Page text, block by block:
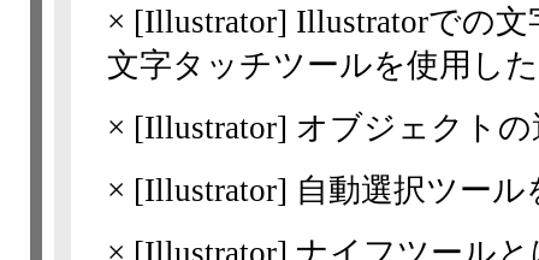
× [Illustrator] Illustratorでの
文字タッチツールを使用し
× [Illustrator] オブジェクトの
× [Illustrator] 自動選択ツー
× [Illustrator] ナイフツール